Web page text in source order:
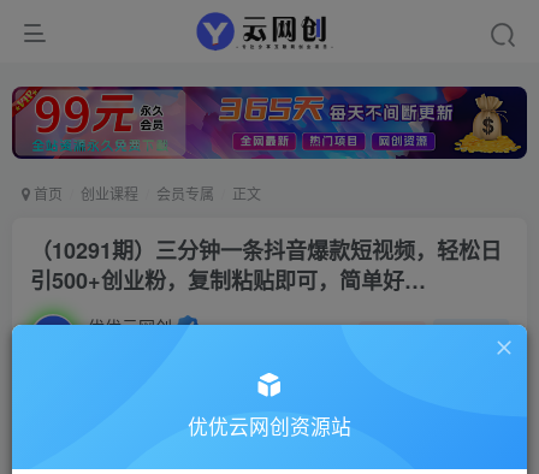
首页 创业课程 会员专属 正文
（10291期）三分钟一条抖音爆款短视频，轻松日
引500+创业粉，复制粘贴即可，简单好…
优优云网创 私信
优优云网创资源站